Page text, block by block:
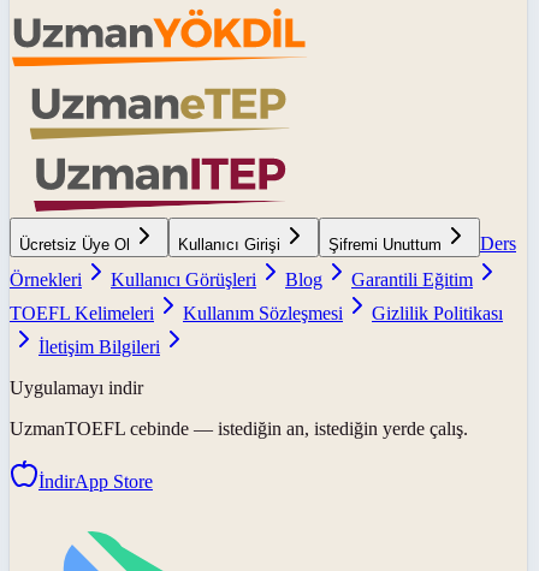
Ücretsiz Üye Ol Kullanıcı Girişi Şifremi Unuttum
Ders
Örnekleri
Kullanıcı Görüşleri Blog
Garantili Eğitim
TOEFL Kelimeleri
Kullanım Sözleşmesi
Gizlilik Politikası
İletişim Bilgileri
Uygulamayı indir
UzmanTOEFL cebinde — istediğin an, istediğin yerde çalış.
İndirApp Store